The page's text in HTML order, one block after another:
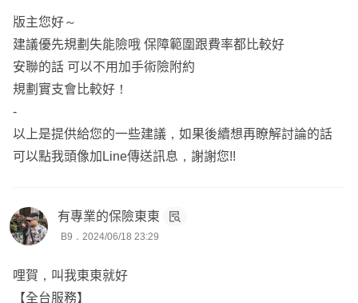
住院期間的薪水損失。
以下是我為初次規劃保障的保戶設計的方案，詳細內容都可
https://finfo.tw/assortments/a9d72f4e502fbde6
目前已從業四年，累積400多位客戶，已在Finfo上協助上百
位客戶完成個人保障。
務無距離。
版主您好～
建議優先規劃失能險哦 保障範圍跟費率都比較好
安聯的話 可以不用加手術險附約
規劃實支會比較好！
-
以上是提供給您的一些建議，如果後續想再瞭解討論的話
可以點我頭像加Line傳送訊息，謝謝您!!
有專業的保險東東
B9．2024/06/18 23:29
哩賀，叫我東東就好
【全台服務】